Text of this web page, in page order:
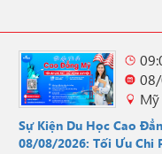
Mỹ
Sự Kiện Du Học Cao
08/08/2026: Tối Ưu Chi